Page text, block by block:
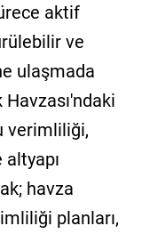
aktif
ve
ulaşmada
Havzası'ndaki
verimliliği,
havza
planları,